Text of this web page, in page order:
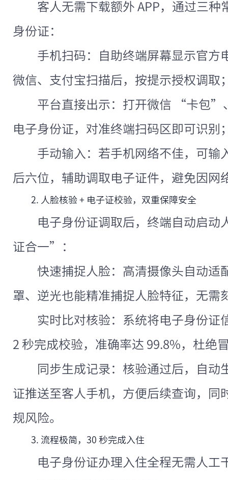
客人无需下载额外 APP，通过三种
身份证：
手机扫码：自助终端屏幕显示官方
微信、支付宝扫描后，按提示授权调取
平台直接出示：打开微信 “卡包
电子身份证，对准终端扫码区即可识别
手动输入：若手机网络不佳，可输
后六位，辅助调取电子证件，避免因网
2. 人脸核验 + 电子证校验，双重保障安全
电子身份证调取后，终端自动启
证合一”：
快速捕捉人脸：高清摄像头自动适
罩、逆光也能精准捕捉人脸特征，无需
实时比对核验：系统将电子身份证
2 秒完成校验，准确率达 99.8%，杜绝
同步生成记录：核验通过后，自动
证推送至客人手机，方便后续查询，
规风险。
3. 流程极简，30 秒完成入住
电子身份证办理入住全程无需人工